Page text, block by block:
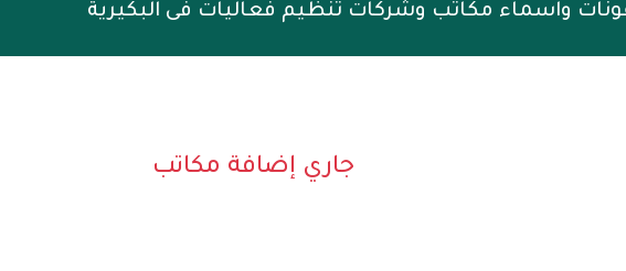
واسماء مكاتب وشركات تنظيم فعاليات فى البكيرية
جاري إضافة مكاتب